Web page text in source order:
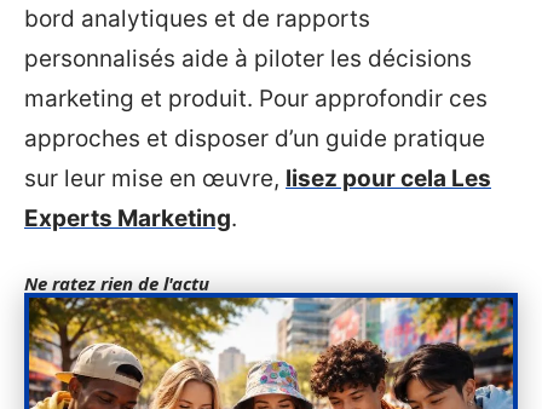
bord analytiques et de rapports
personnalisés aide à piloter les décisions
marketing et produit. Pour approfondir ces
approches et disposer d’un guide pratique
sur leur mise en œuvre, lisez pour cela Les
Experts Marketing.
Ne ratez rien de l'actu